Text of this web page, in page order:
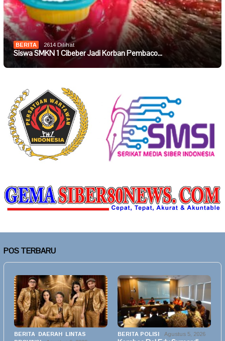
BERITA 2614 Dilihat
Siswa SMKN 1 Cibeber Jadi Korban Pembaco…
POS TERBARU
BERITA DAERAH LINTAS
BERITA POLISI Agustus 5, 2026